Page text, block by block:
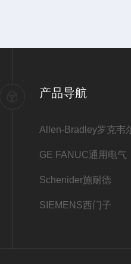
产品导航
Allen-Bradley罗克韦
GE FANUC通用电气
Schenider施耐德
SIEMENS西门子